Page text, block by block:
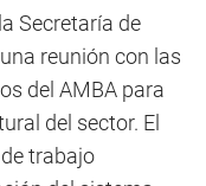
Secretaría de
reunión con las
del AMBA para
del sector. El
trabajo